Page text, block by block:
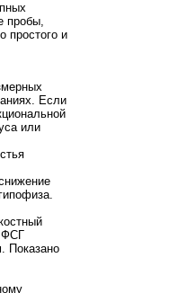
пробы,
простого и
Если
или
ФСГ
Показано